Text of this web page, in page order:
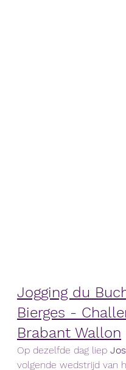
Jogging du
Bierges -
Brabant Wallon
Op dezelfde dag liep
volgende wedstrijd van